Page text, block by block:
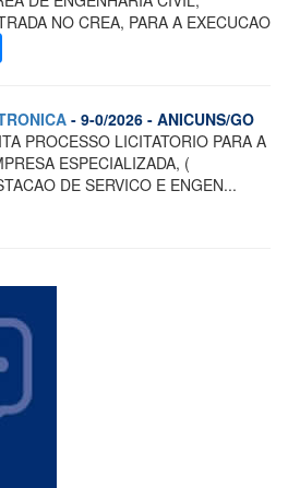
NO CREA, PARA A EXECUCAO
- 9-0/2026 - ANICUNS/GO
PROCESSO LICITATORIO PARA A
ESPECIALIZADA, (
DE SERVICO E ENGEN...